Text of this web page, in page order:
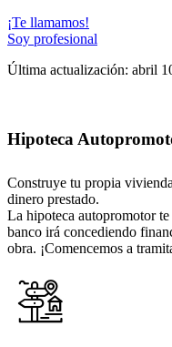
¡Te llamamos!
Soy profesional
Última actualización: abril
Hipoteca
Construye tu propia
dinero prestado.
La hipoteca autopromotor
banco irá concediendo
obra. ¡Comencemos a